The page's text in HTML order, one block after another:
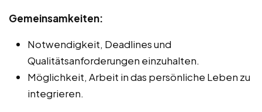
Gemeinsamkeiten:
Notwendigkeit, Deadlines und
Qualitätsanforderungen einzuhalten.
Möglichkeit, Arbeit in das persönliche Leben zu
integrieren.